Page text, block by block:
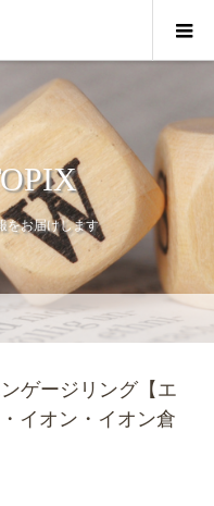
をお届けします
ゲージリング【エ
イオン・イオン倉